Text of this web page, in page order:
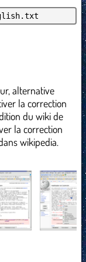
alternative
la correction
du wiki de
la correction
wikipedia.